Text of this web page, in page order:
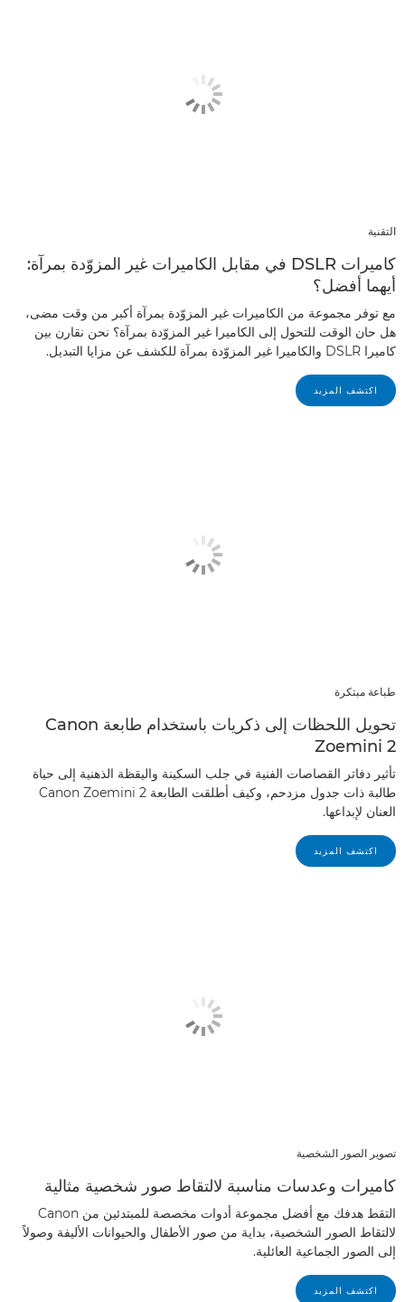
التقنية
كاميرات DSLR في مقابل الكاميرات غير المزوّدة بمرآة:
أيهما أفضل؟
مع توفر مجموعة من الكاميرات غير المزوّدة بمرآة أكبر من وقت مضى،
هل حان الوقت للتحول إلى الكاميرا غير المزوّدة بمرآة؟ نحن نقارن بين
كاميرا DSLR والكاميرا غير المزوّدة بمرآة للكشف عن مزايا التبديل.
اكتشف المزيد
طباعة مبتكرة
تحويل اللحظات إلى ذكريات باستخدام طابعة Canon
Zoemini 2
تأثير دفاتر القصاصات الفنية في جلب السكينة واليقظة الذهنية إلى حياة
طالبة ذات جدول مزدحم، وكيف أطلقت الطابعة Canon Zoemini 2
العنان لإبداعها.
اكتشف المزيد
تصوير الصور الشخصية
كاميرات وعدسات مناسبة لالتقاط صور شخصية مثالية
التقط هدفك مع أفضل مجموعة أدوات مخصصة للمبتدئين من Canon
لالتقاط الصور الشخصية، بداية من صور الأطفال والحيوانات الأليفة وصولاً
إلى الصور الجماعية العائلية.
اكتشف المزيد